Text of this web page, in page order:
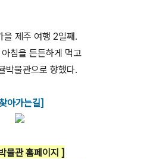
제주 여행 2일째.
침을 든든하게 먹고
박물관으로 향했다.
아가는길]
물관 홈페이지 ]